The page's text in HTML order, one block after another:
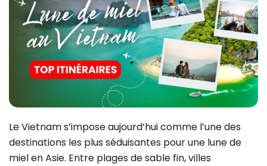
Le Vietnam s’impose aujourd’hui comme l’une des
destinations les plus séduisantes pour une lune de
miel en Asie. Entre plages de sable fin, villes